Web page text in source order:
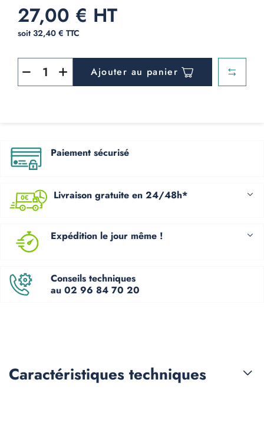
27,00 € HT
soit 32,40 € TTC
Ajouter au panier
Paiement sécurisé
Livraison gratuite en 24/48h*
Expédition le jour même !
Conseils techniques
au 02 96 84 70 20
Caractéristiques techniques